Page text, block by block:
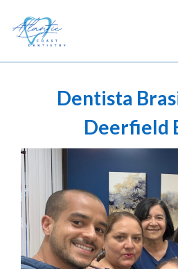
Dentista
Deerfield